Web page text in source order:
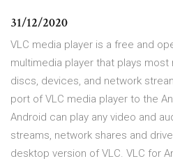
31/12/2020
VLC media player is a free and
multimedia player that plays
discs, devices, and network
port of VLC media player to the
Android can play any video and
streams, network shares and
desktop version of VLC. VLC for